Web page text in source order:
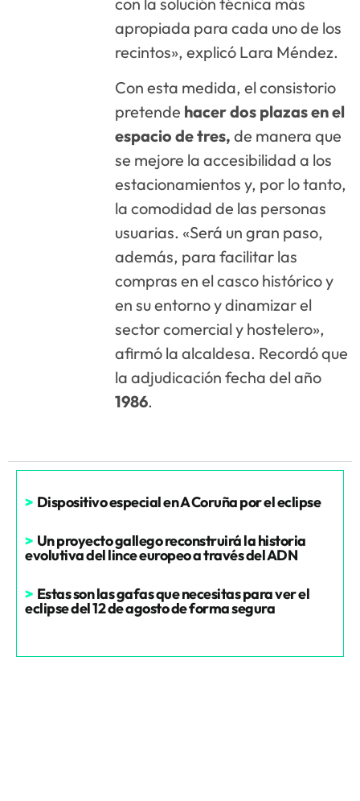
apropiada para cada uno de los
recintos», explicó Lara Méndez.
Con esta medida, el consistorio
pretende hacer dos plazas en el
espacio de tres, de manera que
se mejore la accesibilidad a los
estacionamientos y, por lo tanto,
la comodidad de las personas
usuarias. «Será un gran paso,
además, para facilitar las
compras en el casco histórico y
en su entorno y dinamizar el
sector comercial y hostelero»,
afirmó la alcaldesa. Recordó que
la adjudicación fecha del año
1986.
> Dispositivo especial en A Coruña por el eclipse
> Un proyecto gallego reconstruirá la historia
evolutiva del lince europeo a través del ADN
> Estas son las gafas que necesitas para ver el
eclipse del 12 de agosto de forma segura